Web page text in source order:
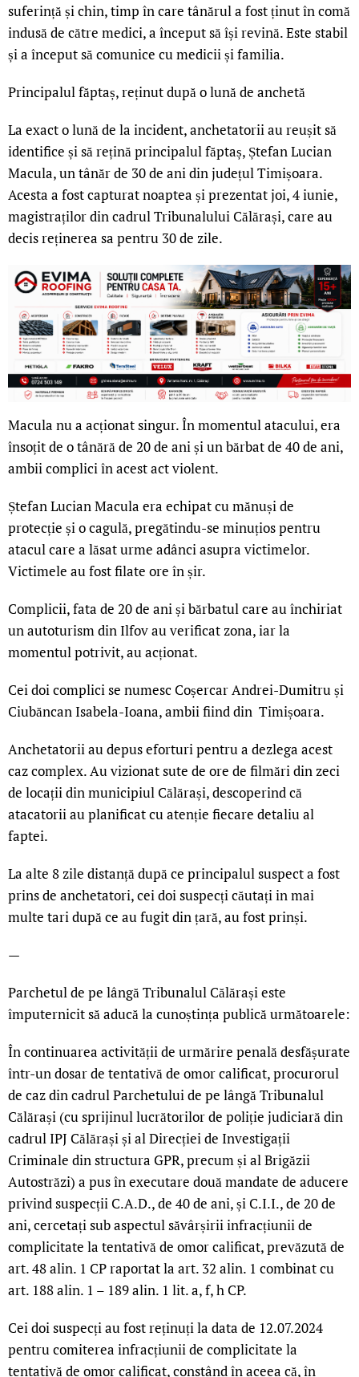
suferință și chin, timp în care tânărul a fost ținut în comă
indusă de către medici, a început să își revină. Este stabil
și a început să comunice cu medicii și familia.
Principalul făptaș, reținut după o lună de anchetă
La exact o lună de la incident, anchetatorii au reușit să
identifice și să rețină principalul făptaș, Ștefan Lucian
Macula, un tânăr de 30 de ani din județul Timișoara.
Acesta a fost capturat noaptea și prezentat joi, 4 iunie,
magistraților din cadrul Tribunalului Călărași, care au
decis reținerea sa pentru 30 de zile.
Macula nu a acționat singur. În momentul atacului, era
însoțit de o tânără de 20 de ani și un bărbat de 40 de ani,
ambii complici în acest act violent.
Ștefan Lucian Macula era echipat cu mănuși de
protecție și o cagulă, pregătindu-se minuțios pentru
atacul care a lăsat urme adânci asupra victimelor.
Victimele au fost filate ore în șir.
Complicii, fata de 20 de ani și bărbatul care au închiriat
un autoturism din Ilfov au verificat zona, iar la
momentul potrivit, au acționat.
Cei doi complici se numesc Coșercar Andrei-Dumitru și
Ciubăncan Isabela-Ioana, ambii fiind din Timișoara.
Anchetatorii au depus eforturi pentru a dezlega acest
caz complex. Au vizionat sute de ore de filmări din zeci
de locații din municipiul Călărași, descoperind că
atacatorii au planificat cu atenție fiecare detaliu al
faptei.
La alte 8 zile distanță după ce principalul suspect a fost
prins de anchetatori, cei doi suspecți căutați in mai
multe tari după ce au fugit din țară, au fost prinși.
—
Parchetul de pe lângă Tribunalul Călărași este
împuternicit să aducă la cunoștința publică următoarele:
În continuarea activității de urmărire penală desfășurate
într-un dosar de tentativă de omor calificat, procurorul
de caz din cadrul Parchetului de pe lângă Tribunalul
Călărași (cu sprijinul lucrătorilor de poliție judiciară din
cadrul IPJ Călărași și al Direcției de Investigații
Criminale din structura GPR, precum și al Brigăzii
Autostrăzi) a pus în executare două mandate de aducere
privind suspecții C.A.D., de 40 de ani, și C.I.I., de 20 de
ani, cercetați sub aspectul săvârșirii infracțiunii de
complicitate la tentativă de omor calificat, prevăzută de
art. 48 alin. 1 CP raportat la art. 32 alin. 1 combinat cu
art. 188 alin. 1 – 189 alin. 1 lit. a, f, h CP.
Cei doi suspecți au fost reținuți la data de 12.07.2024
pentru comiterea infracțiunii de complicitate la
tentativă de omor calificat, constând în aceea că, în